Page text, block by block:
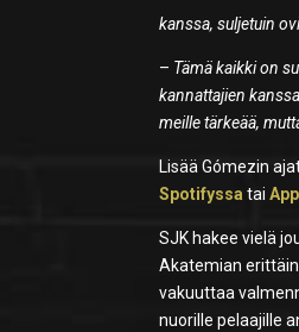
kanssa, suljetuin
– Tämä kaikki on
kannattajien
meille tärkeää,
Lisää Gómezin
Spotifyssa tai
SJK hakee vielä
Akatemian
vakuuttaa
nuorille pelaajille